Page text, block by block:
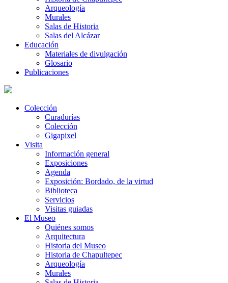
Arqueología
Murales
Salas de Historia
Salas del Alcázar
Educación
Materiales de divulgación
Glosario
Publicaciones
Colección
Curadurías
Colección
Gigapixel
Visita
Información general
Exposiciones
Agenda
Exposición: Bordado, de la virtud
Biblioteca
Servicios
Visitas guiadas
El Museo
Quiénes somos
Arquitectura
Historia del Museo
Historia de Chapultepec
Arqueología
Murales